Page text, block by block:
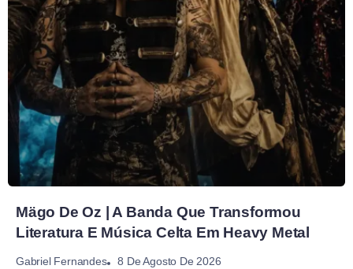
Mägo De Oz | A Banda Que Transformou
Literatura E Música Celta Em Heavy Metal
Gabriel Fernandes 8 De Agosto De 2026